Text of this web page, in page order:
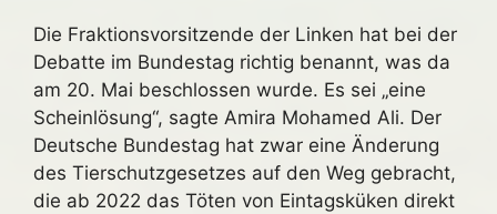
Die Fraktionsvorsitzende der Linken hat bei der
Debatte im Bundestag richtig benannt, was da
am 20. Mai beschlossen wurde. Es sei „eine
Scheinlösung“, sagte Amira Mohamed Ali. Der
Deutsche Bundestag hat zwar eine Änderung
des Tierschutzgesetzes auf den Weg gebracht,
die ab 2022 das Töten von Eintagsküken direkt